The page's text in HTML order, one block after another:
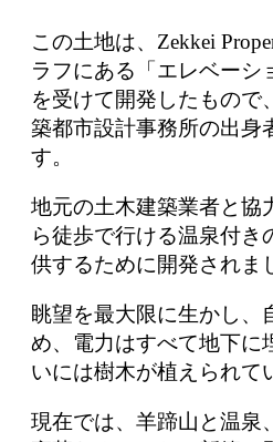
この土地は、Zekkei
ラフにある「エレベーシ
を受けて開発したもので
築都市設計事務所の出身
す。
地元の土木建築業者と協
ら徒歩で行ける温泉付き
供するために開発されま
眺望を最大限に生かし、
め、電力はすべて地下に
いには樹木が植えられて
現在では、羊蹄山と温泉